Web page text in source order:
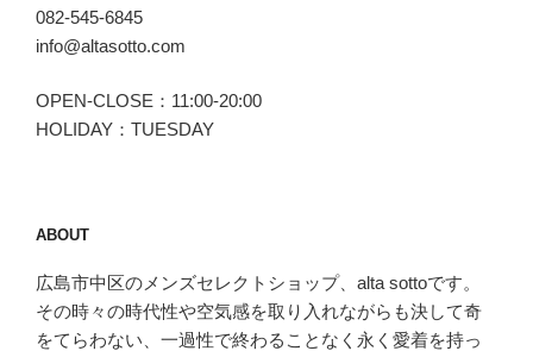
082-545-6845
info@altasotto.com
OPEN-CLOSE：11:00-20:00
HOLIDAY：TUESDAY
ABOUT
広島市中区のメンズセレクトショップ、alta sottoです。
その時々の時代性や空気感を取り入れながらも決して奇
をてらわない、一過性で終わることなく永く愛着を持っ